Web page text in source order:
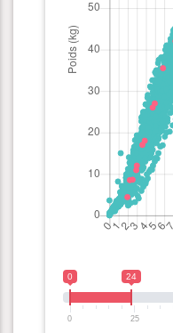
0 24
0 25